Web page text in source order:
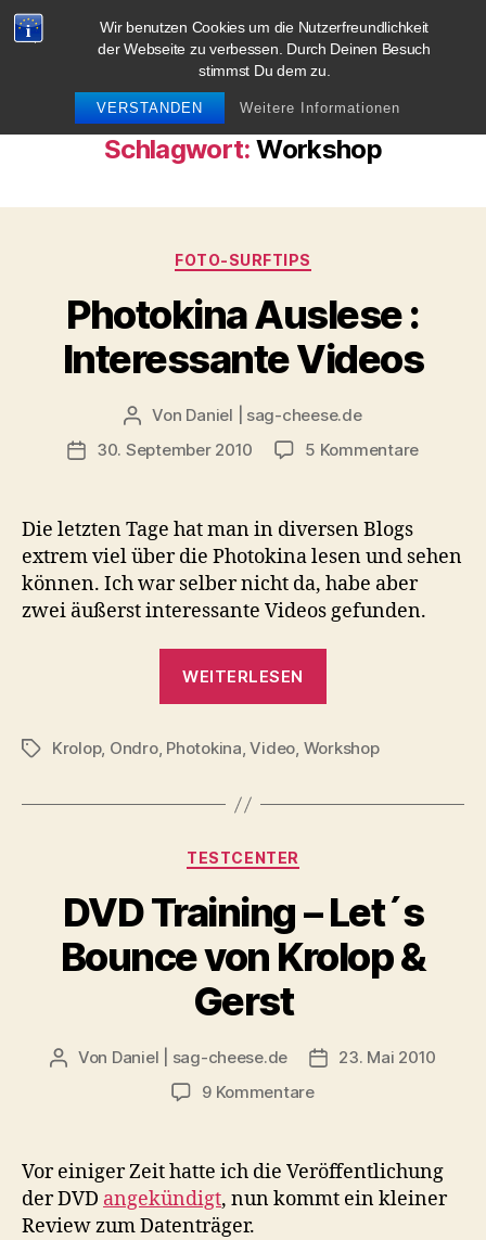
Wir benutzen Cookies um die Nutzerfreundlichkeit
der Webseite zu verbessen. Durch Deinen Besuch
stimmst Du dem zu.
VERSTANDEN Weitere Informationen
blog.sag-cheese.de
Schlagwort: Workshop
Kategorien
FOTO-SURFTIPS
Photokina Auslese :
Interessante Videos
Beitragsautor
Von Daniel | sag-cheese.de
Beitragsdatum
30. September 2010 5 Kommentarezu
Videos
Die letzten Tage hat man in diversen Blogs
extrem viel über die Photokina lesen und sehen
können. Ich war selber nicht da, habe aber
zwei äußerst interessante Videos gefunden.
WEITERLESEN
Interessante
Schlagwörter
Krolop, Ondro, Photokina,Video, Workshop
Kategorien
TESTCENTER
DVD Training – Let´s
Bounce von Krolop &
Gerst
Beitragsautor
Von Daniel | sag-cheese.de Beitragsdatum
23. Mai 2010
9 Kommentarezu
–
´s
Vor einiger Zeit hatte ich die Veröffentlichung
der DVD angekündigt, nun kommt ein kleiner
Review zum Datenträger.